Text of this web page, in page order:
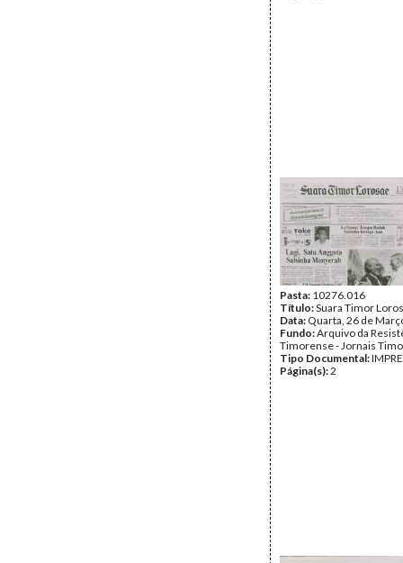
Pasta: 10276.016
Título:Suara Timor
Data: Quarta, 26 de
Fundo:Arquivo da
Timorense - Jornais
Tipo Documental:
Página(s):2